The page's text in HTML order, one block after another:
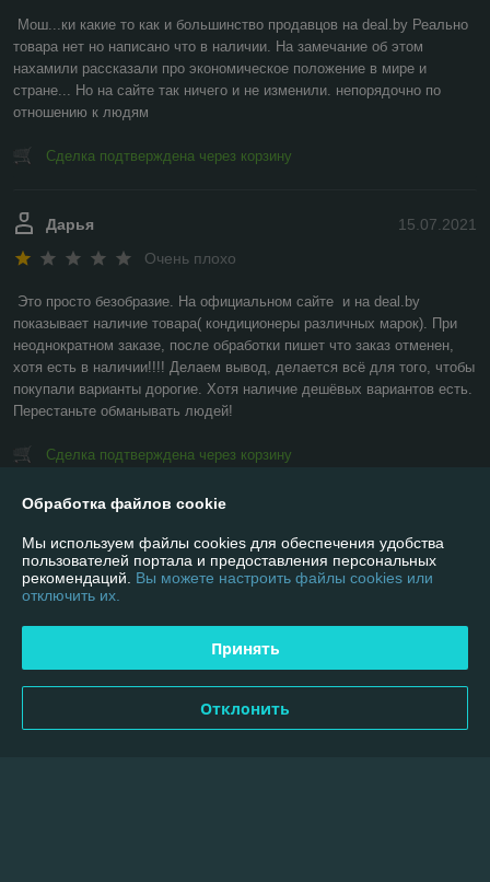
Мош...ки какие то как и большинство продавцов на deal.by Реально
товара нет но написано что в наличии. На замечание об этом
нахамили рассказали про экономическое положение в мире и
стране... Но на сайте так ничего и не изменили. непорядочно по
отношению к людям
Сделка подтверждена через корзину
15.07.2021
Дарья
Очень плохо
Это просто безобразие. На официальном сайте  и на deal.by
показывает наличие товара( кондиционеры различных марок). При
неоднократном заказе, после обработки пишет что заказ отменен,
хотя есть в наличии!!!! Делаем вывод, делается всё для того, чтобы
покупали варианты дорогие. Хотя наличие дешёвых вариантов есть.
Перестаньте обманывать людей!
Сделка подтверждена через корзину
Показать все отзывы
О нас
Контакты
Доставка и оплата
Обработка файлов cookie
Мы используем файлы cookies для обеспечения удобства
пользователей портала и предоставления персональных
рекомендаций. Вы можете настроить файлы cookies или
отключить их.
Принять
Отклонить